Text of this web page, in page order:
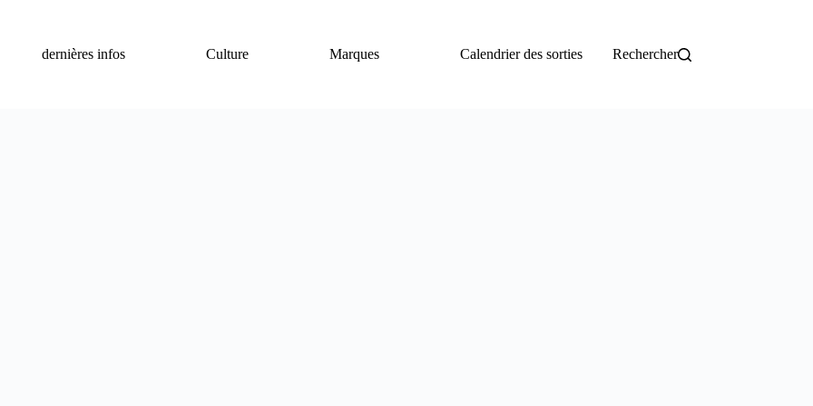
dernières infos
Culture Marques Calendrier des sorties Rechercher